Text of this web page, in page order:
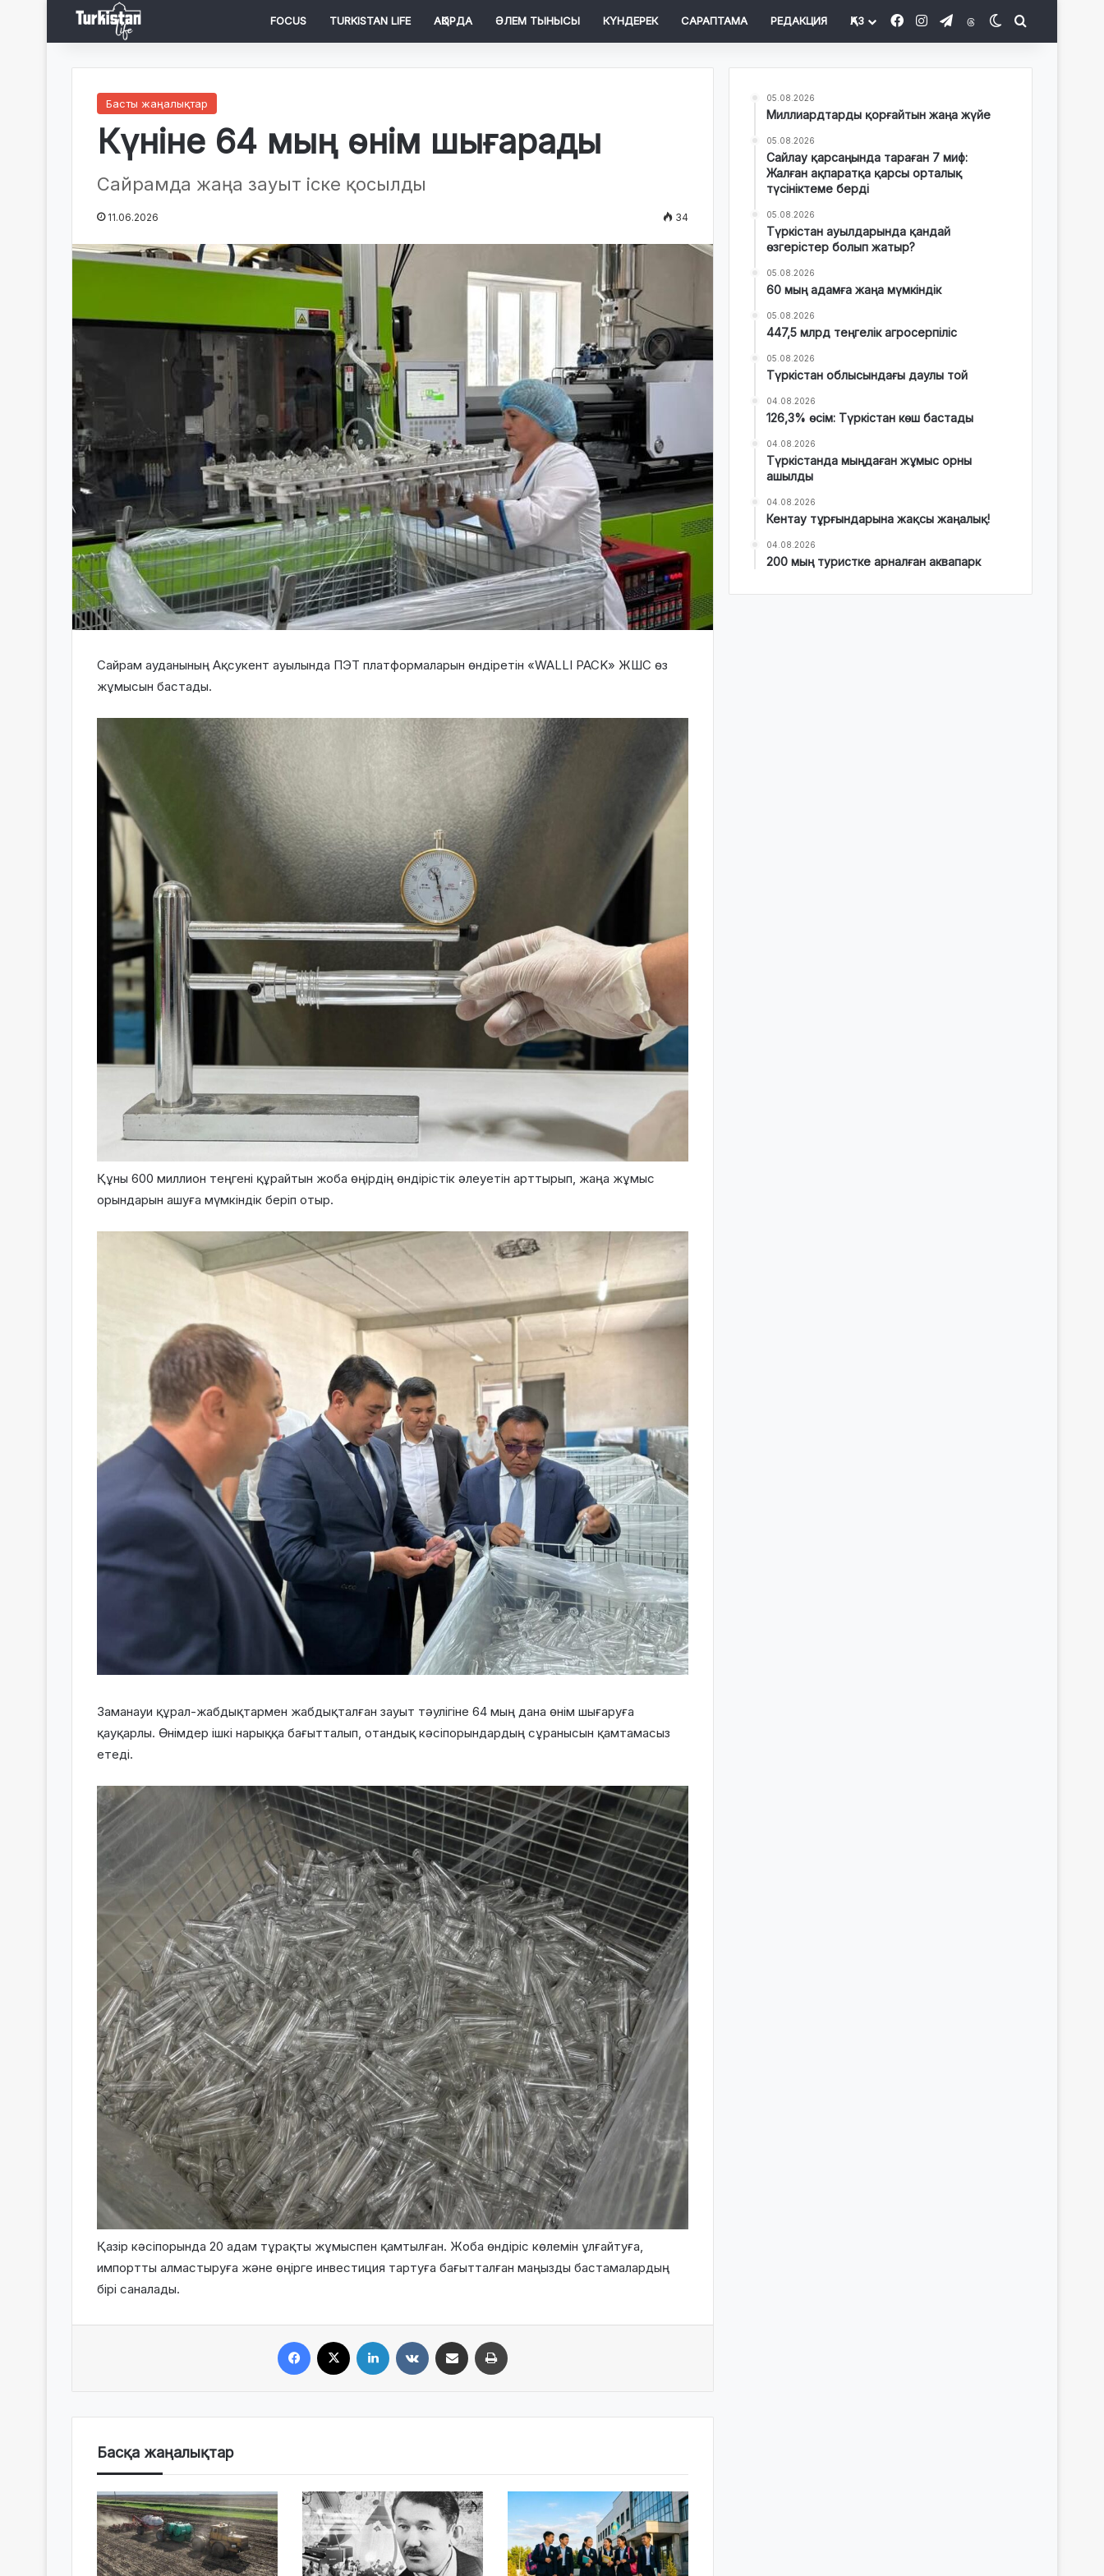
FOCUS TURKISTAN LIFE АҚОРДА ӘЛЕМ ТЫНЫСЫ КҮНДЕРЕК САРАПТАМА РЕДАКЦИЯ ҚАЗ FacebookInstagram
TelegramThreadsSwitch skin
Басты жаңалықтар
Күніне 64 мың өнім шығарады
Сайрамда жаңа зауыт іске қосылды
11.06.2026 34
Сайрам ауданының Ақсукент ауылында ПЭТ платформаларын өндіретін «WALLI PACK» ЖШС өз
жұмысын бастады.
Құны 600 миллион теңгені құрайтын жоба өңірдің өндірістік әлеуетін арттырып, жаңа жұмыс
орындарын ашуға мүмкіндік беріп отыр.
Заманауи құрал-жабдықтармен жабдықталған зауыт тәулігіне 64 мың дана өнім шығаруға
қауқарлы. Өнімдер ішкі нарыққа бағытталып, отандық кәсіпорындардың сұранысын қамтамасыз
етеді.
Қазір кәсіпорында 20 адам тұрақты жұмыспен қамтылған. Жоба өндіріс көлемін ұлғайтуға,
импортты алмастыруға және өңірге инвестиция тартуға бағытталған маңызды бастамалардың
бірі саналады.
Басқа жаңалықтар
05.08.2026
Миллиардтарды қорғайтын жаңа жүйе
05.08.2026
Сайлау қарсаңында тараған 7 миф:
Жалған ақпаратқа қарсы орталық
түсініктеме берді
05.08.2026
Түркістан ауылдарында қандай
өзгерістер болып жатыр?
05.08.2026
60 мың адамға жаңа мүмкіндік
05.08.2026
447,5 млрд теңгелік агросерпіліс
05.08.2026
Түркістан облысындағы даулы той
04.08.2026
126,3% өсім: Түркістан көш бастады
04.08.2026
Түркістанда мыңдаған жұмыс орны
ашылды
04.08.2026
Кентау тұрғындарына жақсы жаңалық!
04.08.2026
200 мың туристке арналған аквапарк